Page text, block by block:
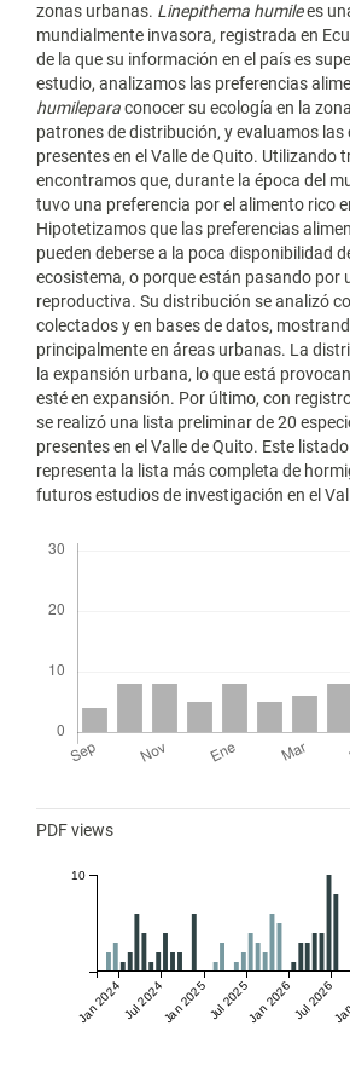
zonas urbanas. Linepithema humilees
mundialmente invasora, registrada en
de la que su información en el país es
estudio, analizamos las preferencias
humileparaconocer su ecología en la
patrones de distribución, y evaluamos las
presentes en el Valle de Quito. Utilizando
encontramos que, durante la época del
tuvo una preferencia por el alimento rico
Hipotetizamos que las preferencias
pueden deberse a la poca disponibilidad
ecosistema, o porque están pasando por
reproductiva. Su distribución se analizó
colectados y en bases de datos,
principalmente en áreas urbanas. La
la expansión urbana, lo que está
esté en expansión. Por último, con
se realizó una lista preliminar de 20
presentes en el Valle de Quito. Este
representa la lista más completa de
futuros estudios de investigación en el
PDF views
Jan 2024Jul 2024Jan 2025Jul 2025Jan 2026Jul 2026
10